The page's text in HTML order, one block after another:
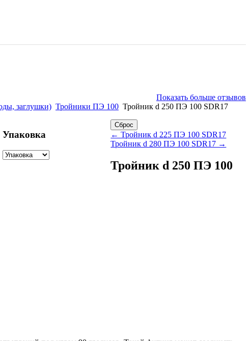
Показать больше отзывов
заглушки) Тройники ПЭ 100 Тройник d 250 ПЭ 100 SDR17
Упаковка
← Тройник d 225 ПЭ 100 SDR17
Тройник d 280 ПЭ 100 SDR17 →
Тройник d 250 ПЭ 100